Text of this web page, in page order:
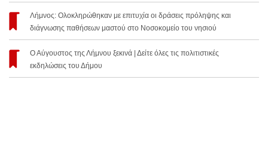
Λήμνος: Ολοκληρώθηκαν με επιτυχία οι δράσεις πρόληψης και
διάγνωσης παθήσεων μαστού στο Νοσοκομείο του νησιού
Ο Αύγουστος της Λήμνου ξεκινά | Δείτε όλες τις πολιτιστικές
εκδηλώσεις του Δήμου